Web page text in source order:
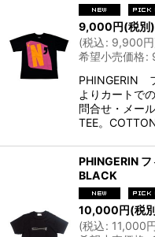
9,000円(税別)
(税込: 9,900円
希望小売価格:
PHINGERIN
よりカートで
問合せ・メー
TEE。
PHINGERIN フ
BLACK
10,000円(税
(税込: 11,000